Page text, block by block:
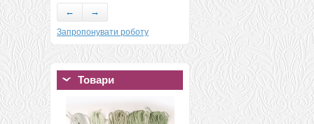
← →
Запропонувати роботу
Товари